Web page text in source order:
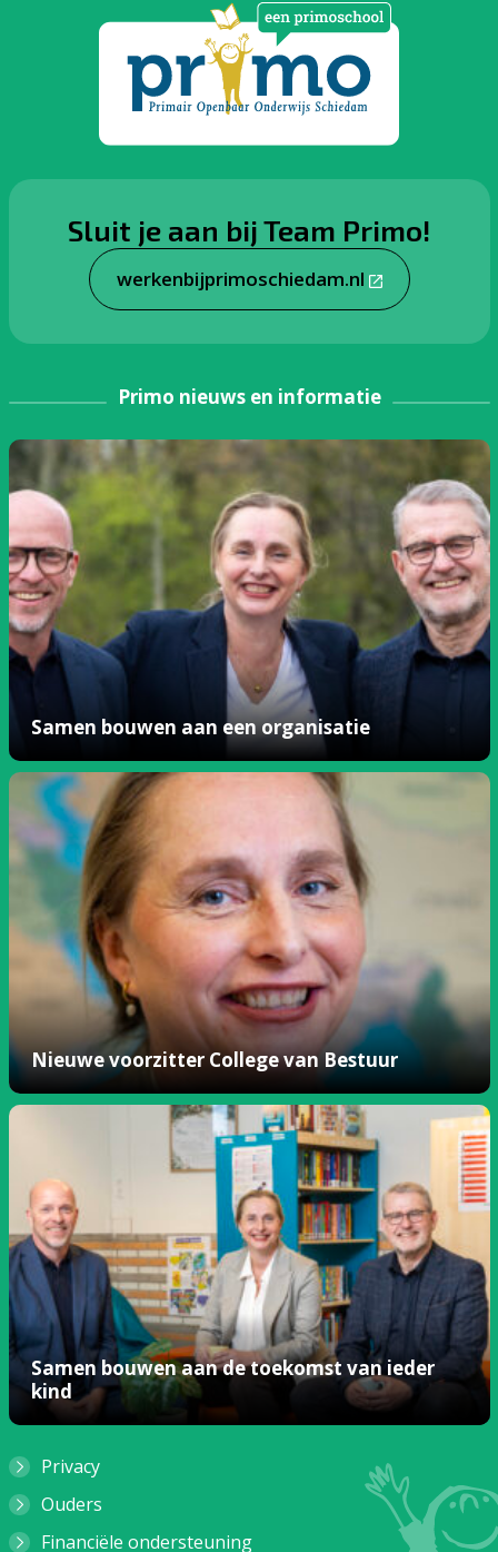
Sluit je aan bij Team Primo!
werkenbijprimoschiedam.nl
Primo nieuws en informatie
Samen bouwen aan een organisatie
Nieuwe voorzitter College van Bestuur
Samen bouwen aan de toekomst van ieder
kind
Privacy
Ouders
Financiële ondersteuning